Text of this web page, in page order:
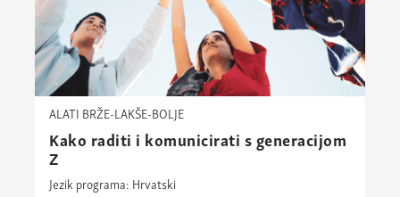
ALATI BRŽE-LAKŠE-BOLJE
Kako raditi i komunicirati s generacijom
Z
Jezik programa: Hrvatski